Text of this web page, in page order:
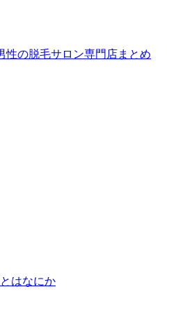
性の脱毛サロン専門店まとめ
はなにか